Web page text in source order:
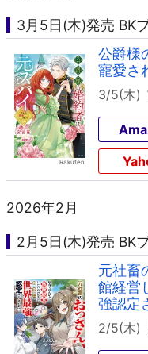
3月5日(木)発売 BK
公爵様
寵愛さ
3/5(木)
2026年2月
2月5日(木)発売 BK
元社畜
館経営
強認定
2/5(木)